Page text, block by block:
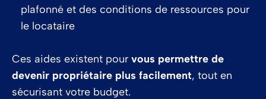
plafonné et des conditions de ressources pour
le locataire
Ces aides existent pour vous permettre de
devenir propriétaire plus facilement, tout en
sécurisant votre budget.